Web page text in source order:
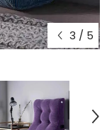
3 / 5